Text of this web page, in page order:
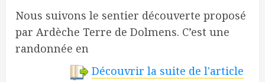
Nous suivons le sentier découverte proposé
par Ardèche Terre de Dolmens. C’est une
randonnée en
Découvrir la suite de l'article